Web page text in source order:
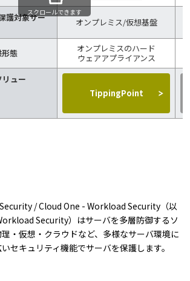
護対象サー
オンプレミス/仮想基盤
態
オンプレミスのハード
ウェアアプライアンス
ュー
TippingPoint
スクロールできます
/ Cloud One - Workload Security（以
Security）はサーバを多層防御するソ
・仮想・クラウドなど、多様なサーバ環境に
セキュリティ機能でサーバを保護します。